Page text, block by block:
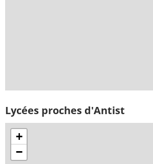
Lycées proches d'Antist
+
−